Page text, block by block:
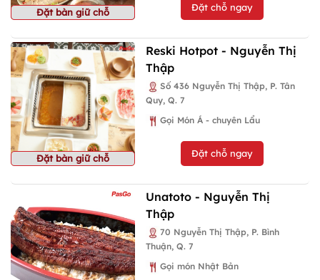
Đặt bàn giữ chỗ Đặt chỗ ngay
Đặt bàn giữ chỗ
Reski Hotpot - Nguyễn Thị
Thập
Số 436 Nguyễn Thị Thập, P. Tân
Quy, Q. 7
Gọi Món Á - chuyên Lẩu
Đặt chỗ ngay
Unatoto - Nguyễn Thị
Thập
70 Nguyễn Thị Thập, P. Bình
Thuận, Q. 7
Gọi món Nhật Bản